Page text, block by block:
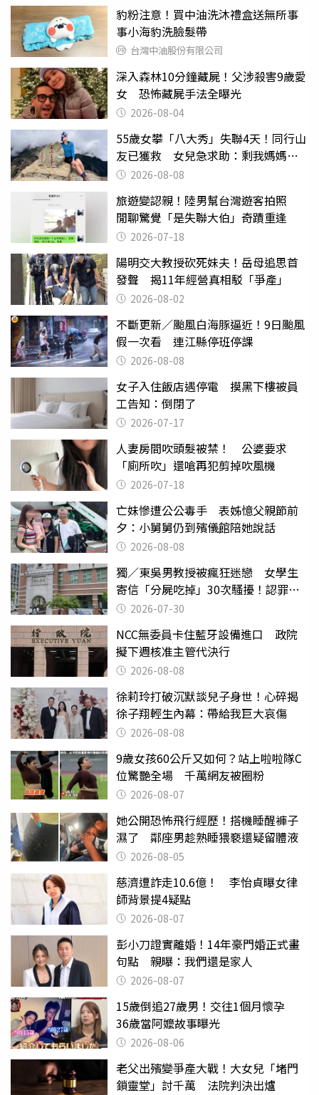
豹粉注意！買中油洗沐禮盒送無所事
事小海豹洗臉髮帶
台灣中油股份有限公司
深入森林10分鐘藏屍！父涉殺害9歲愛
女 恐怖藏屍手法全曝光
2026-08-04
55歲女攀「八大秀」失聯4天！同行山
友已獲救 女兒急求助：剩我媽媽還
沒找到
2026-08-08
旅遊變認親！陸男幫台灣遊客拍照
閒聊驚覺「是失聯大伯」奇蹟重逢
2026-07-18
陽明交大教授砍死妹夫！岳母追思首
發聲 揭11年經營真相駁「爭產」
2026-08-02
不斷更新／颱風白海豚逼近！9日颱風
假一次看 連江縣停班停課
2026-08-08
女子入住飯店遇停電 摸黑下樓被員
工告知：倒閉了
2026-07-17
人妻房間吹頭髮被禁！ 公婆要求
「廁所吹」還嗆再犯剪掉吹風機
2026-07-18
亡妹慘遭公公毒手 表姊憶父親節前
夕：小舅舅仍到殯儀館陪她說話
2026-08-08
獨／東吳男教授被瘋狂迷戀 女學生
寄信「分屍吃掉」30次騷擾！認罪免
關 2026-07-30
NCC無委員卡住藍牙設備進口 政院
擬下週核准主管代決行
2026-08-08
徐莉玲打破沉默談兒子身世！心碎揭
徐子翔輕生內幕：帶給我巨大哀傷
2026-08-08
9歲女孩60公斤又如何？站上啦啦隊C
位驚艷全場 千萬網友被圈粉
2026-08-07
她公開恐怖飛行經歷！搭機睡醒褲子
濕了 鄰座男趁熟睡猥褻還疑留體液
2026-08-05
慈濟遭詐走10.6億！ 李怡貞曝女律
師背景提4疑點
2026-08-07
彭小刀證實離婚！14年豪門婚正式畫
句點 親曝：我們還是家人
2026-08-07
15歲倒追27歲男！交往1個月懷孕
36歲當阿嬤故事曝光
2026-08-06
老父出殯變爭產大戰！大女兒「堵門
鎖靈堂」討千萬 法院判決出爐